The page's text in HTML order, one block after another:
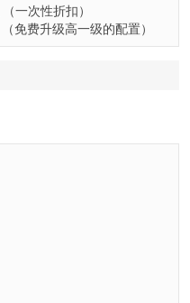
（一次性折扣）
（免费升级高一级的配置）